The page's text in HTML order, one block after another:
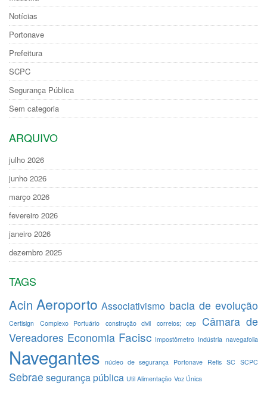
Notícias
Portonave
Prefeitura
SCPC
Segurança Pública
Sem categoria
ARQUIVO
julho 2026
junho 2026
março 2026
fevereiro 2026
janeiro 2026
dezembro 2025
TAGS
Acin Aeroporto Associativismo bacia de evolução
Certisign Complexo Portuário construção civil correios; cep
Câmara de
Vereadores Economia Facisc Impostômetro Indústria navegafolia
Navegantes núcleo de segurança Portonave Refis SC SCPC
Sebrae segurança pública Util Alimentação Voz Única